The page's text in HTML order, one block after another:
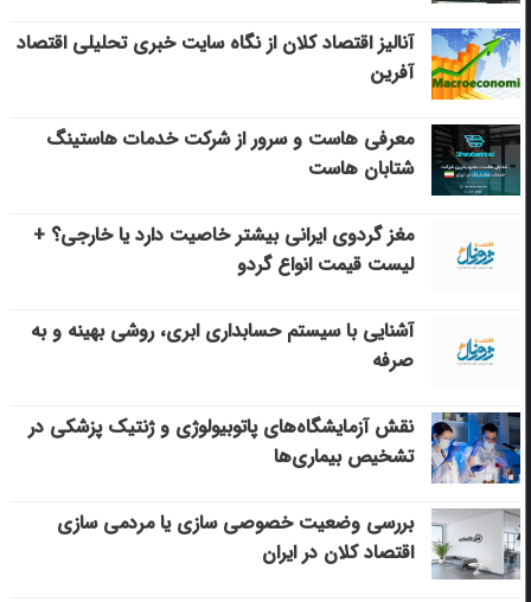
آنالیز اقتصاد کلان از نگاه سایت خبری تحلیلی اقتصاد
آفرین
معرفی هاست و سرور از شرکت خدمات هاستینگ
شتابان هاست
مغز گردوی ایرانی بیشتر خاصیت دارد یا خارجی؟ +
لیست قیمت انواع گردو
آشنایی با سیستم حسابداری ابری، روشی بهینه و به
صرفه
نقش آزمایشگاه‌های پاتوبیولوژی و ژنتیک پزشکی در
تشخیص بیماری‌ها
بررسی وضعیت خصوصی سازی یا مردمی سازی
اقتصاد کلان در ایران